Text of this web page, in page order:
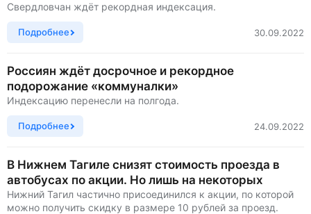
Свердловчан ждёт рекордная индексация.
Подробнее 30.09.2022
Россиян ждёт досрочное и рекордное
подорожание «коммуналки»
Индексацию перенесли на полгода.
Подробнее 24.09.2022
В Нижнем Тагиле снизят стоимость проезда в
автобусах по акции. Но лишь на некоторых
Нижний Тагил частично присоединился к акции, по которой
можно получить скидку в размере 10 рублей за проезд.